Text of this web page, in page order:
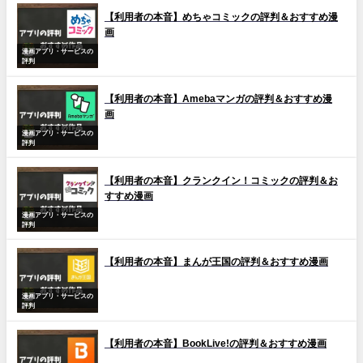
漫画アプリ・サービスの
評判
【利用者の本音】めちゃコミックの評判＆おすすめ漫
画
漫画アプリ・サービスの
評判
【利用者の本音】Amebaマンガの評判＆おすすめ漫
画
漫画アプリ・サービスの
評判
【利用者の本音】クランクイン！コミックの評判＆お
すすめ漫画
漫画アプリ・サービスの
評判
【利用者の本音】まんが王国の評判＆おすすめ漫画
【利用者の本音】BookLive!の評判＆おすすめ漫画